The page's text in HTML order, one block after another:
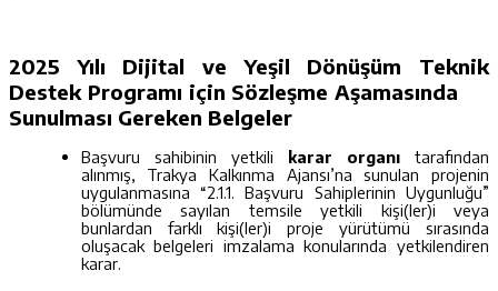
2025 Yılı Dijital ve Yeşil Dönüşüm Teknik
Destek Programı için Sözleşme Aşamasında
Sunulması Gereken Belgeler
Başvuru sahibinin yetkili karar organıtarafından
alınmış, Trakya Kalkınma Ajansı’na sunulan projenin
uygulanmasına “2.1.1. Başvuru Sahiplerinin Uygunluğu”
bölümünde sayılan temsile yetkili kişi(ler)i veya
bunlardan farklı kişi(ler)i proje yürütümü sırasında
oluşacak belgeleri imzalama konularında yetkilendiren
karar.